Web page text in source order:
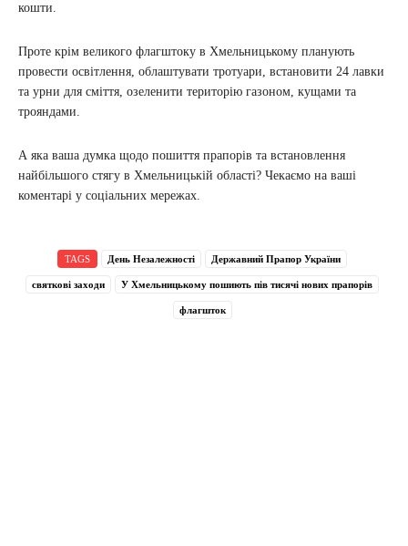
кошти.
Проте крім великого флагштоку в Хмельницькому планують
провести освітлення, облаштувати тротуари, встановити 24 лавки
та урни для сміття, озеленити територію газоном, кущами та
трояндами.
А яка ваша думка щодо пошиття прапорів та встановлення
найбільшого стягу в Хмельницькій області? Чекаємо на ваші
коментарі у соціальних мережах.
TAGS День Незалежності Державний Прапор України
святкові заходи У Хмельницькому пошиють пів тисячі нових прапорів
флагшток